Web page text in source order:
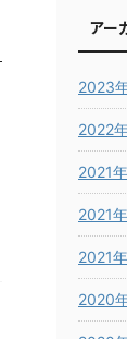
アー
2023
2022
2021
2021
2021
2020